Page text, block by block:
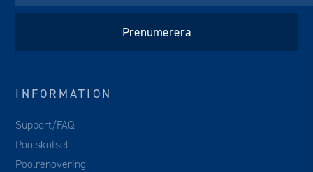
INFORMATION
Support/FAQ
Poolskötsel
Poolrenovering